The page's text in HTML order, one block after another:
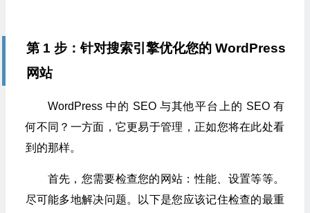
第 1 步：针对搜索引擎优化您的 WordPress
网站
WordPress 中的 SEO 与其他平台上的 SEO 有
何不同？一方面，它更易于管理，正如您将在此处看
到的那样。
首先，您需要检查您的网站：性能、设置等等。
尽可能多地解决问题。以下是您应该记住检查的最重